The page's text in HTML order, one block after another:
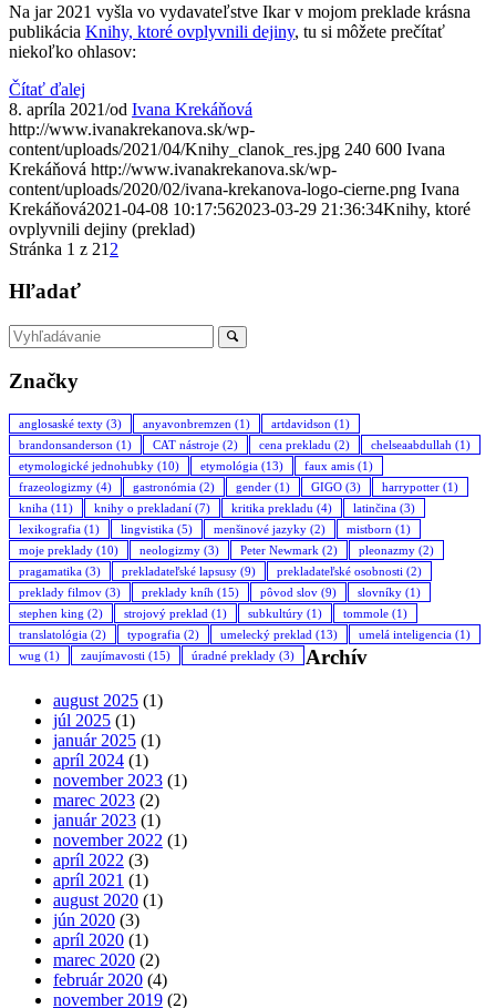
Na jar 2021 vyšla vo vydavateľstve Ikar v mojom preklade krásna
publikácia Knihy, ktoré ovplyvnili dejiny, tu si môžete prečítať
niekoľko ohlasov:
Čítať ďalej
8. apríla 2021/od Ivana Krekáňová
http://www.ivanakrekanova.sk/wp-
content/uploads/2021/04/Knihy_clanok_res.jpg 240 600 Ivana
Krekáňová http://www.ivanakrekanova.sk/wp-
content/uploads/2020/02/ivana-krekanova-logo-cierne.png Ivana
Krekáňová2021-04-08 10:17:562023-03-29 21:36:34Knihy, ktoré
ovplyvnili dejiny (preklad)
Stránka 1 z 21 2
Hľadať
Značky
anglosaské texty (3) anyavonbremzen (1) artdavidson (1)
brandonsanderson (1) CAT nástroje (2) cena prekladu (2) chelseaabdullah (1)
etymologické jednohubky (10) etymológia (13) faux amis (1)
frazeologizmy (4) gastronómia (2) gender (1) GIGO (3) harrypotter (1)
kniha (11) knihy o prekladaní (7) kritika prekladu (4) latinčina (3)
lexikografia (1) lingvistika (5) menšinové jazyky (2) mistborn (1)
moje preklady (10) neologizmy (3) Peter Newmark (2) pleonazmy (2)
pragamatika (3) prekladateľské lapsusy (9) prekladateľské osobnosti (2)
preklady filmov (3) preklady kníh (15) pôvod slov (9) slovníky (1)
stephen king (2) strojový preklad (1) subkultúry (1) tommole (1)
translatológia (2) typografia (2) umelecký preklad (13) umelá inteligencia (1)
wug (1) zaujímavosti (15) úradné preklady (3) Archív
august 2025 (1)
júl 2025 (1)
január 2025 (1)
apríl 2024 (1)
november 2023 (1)
marec 2023 (2)
január 2023 (1)
november 2022 (1)
apríl 2022 (3)
apríl 2021 (1)
august 2020 (1)
jún 2020 (3)
apríl 2020 (1)
marec 2020 (2)
február 2020 (4)
november 2019 (2)